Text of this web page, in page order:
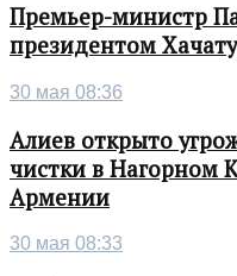
Премьер-министр
президентом
30 мая 08:36
Алиев открыто
чистки в Нагорном
Армении
30 мая 08:33